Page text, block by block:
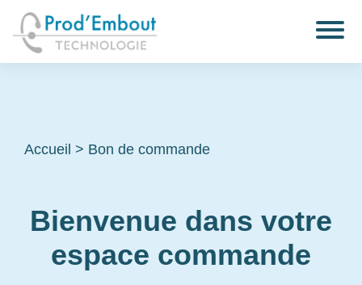
Accueil > Bon de commande
Bienvenue dans votre
espace commande